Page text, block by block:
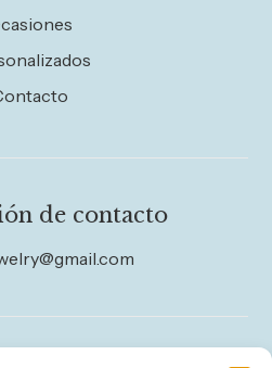
de contacto